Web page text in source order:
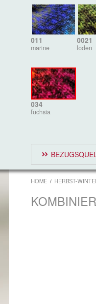
011
marine
0021
loden
034
fuchsia
HOME HERBST-